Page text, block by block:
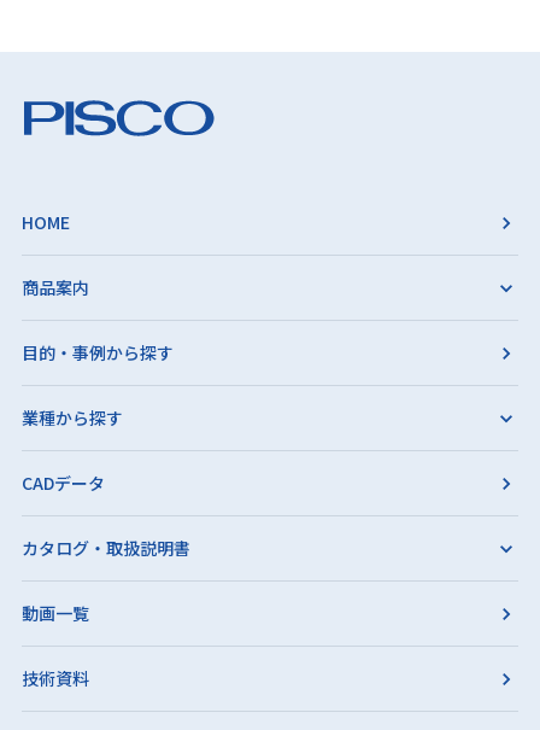
HOME
商品案内
目的・事例から探す
業種から探す
CADデータ
カタログ・取扱説明書
動画一覧
技術資料